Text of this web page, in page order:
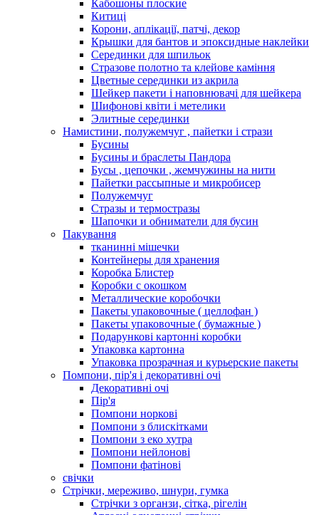
Кабошоны плоские
Китиці
Корони, аплікації, патчі, декор
Крышки для бантов и эпоксидные наклейки
Серединки для шпильок
Стразове полотно та клейове каміння
Цветные серединки из акрила
Шейкер пакети і наповнювачі для шейкера
Шифонові квіти і метелики
Элитные серединки
Намистини, полужемчуг , пайетки і стрази
Бусины
Бусины и браслеты Пандора
Бусы , цепочки , жемчужины на нити
Пайетки рассыпные и микробисер
Полужемчуг
Стразы и термостразы
Шапочки и обниматели для бусин
Пакування
тканинні мішечки
Контейнеры для хранения
Коробка Блистер
Коробки с окошком
Металлические коробочки
Пакеты упаковочные ( целлофан )
Пакеты упаковочные ( бумажные )
Подарункові картонні коробки
Упаковка картонна
Упаковка прозрачная и курьерские пакеты
Помпони, пір'я і декоративні очі
Декоративні очі
Пір'я
Помпони норкові
Помпони з блискітками
Помпони з еко хутра
Помпони нейлонові
Помпони фатінові
свічки
Стрічки, мереживо, шнури, гумка
Стрічки з органзи, сітка, рігелін